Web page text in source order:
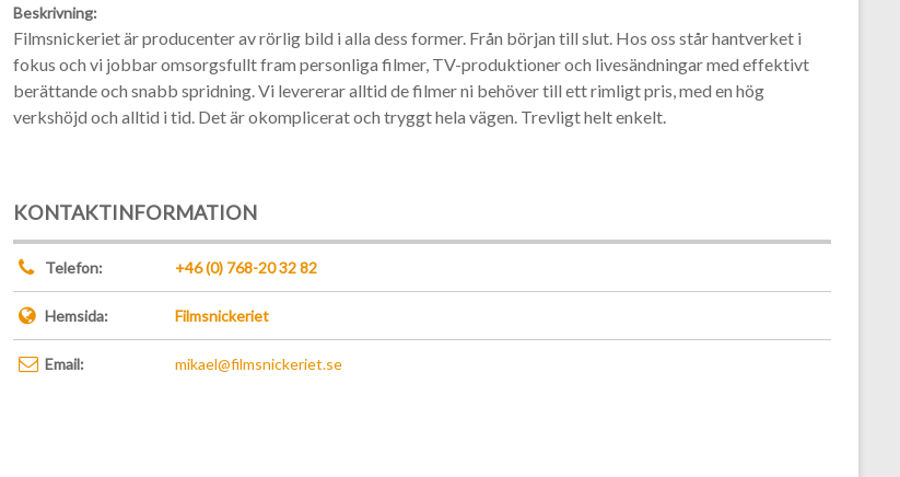
Beskrivning:
Filmsnickeriet är producenter av rörlig bild i alla dess former. Från början till slut. Hos oss står hantverket i
fokus och vi jobbar omsorgsfullt fram personliga filmer, TV-produktioner och livesändningar med effektivt
berättande och snabb spridning. Vi levererar alltid de filmer ni behöver till ett rimligt pris, med en hög
verkshöjd och alltid i tid. Det är okomplicerat och tryggt hela vägen. Trevligt helt enkelt.
KONTAKTINFORMATION
Telefon: +46 (0) 768-20 32 82
Hemsida: Filmsnickeriet
Email: mikael@filmsnickeriet.se